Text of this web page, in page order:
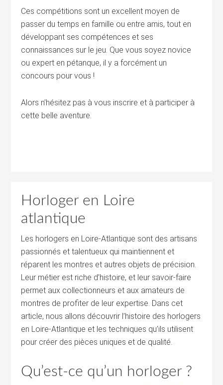
Ces compétitions sont un excellent moyen de
passer du temps en famille ou entre amis, tout en
développant ses compétences et ses
connaissances sur le jeu. Que vous soyez novice
ou expert en pétanque, il y a forcément un
concours pour vous !
Alors n’hésitez pas à vous inscrire et à participer à
cette belle aventure.
Horloger en Loire
atlantique
Les horlogers en Loire-Atlantique sont des artisans
passionnés et talentueux qui maintiennent et
réparent les montres et autres objets de précision.
Leur métier est riche d’histoire, et leur savoir-faire
permet aux collectionneurs et aux amateurs de
montres de profiter de leur expertise. Dans cet
article, nous allons découvrir l’histoire des horlogers
en Loire-Atlantique et les techniques qu’ils utilisent
pour créer des pièces uniques et de qualité.
Qu’est-ce qu’un horloger ?